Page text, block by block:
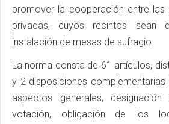
promover la cooperación entre las
privadas, cuyos recintos sean
instalación de mesas de sufragio.
La norma consta de 61 artículos,
y 2 disposiciones
aspectos generales,
votación, obligación de los